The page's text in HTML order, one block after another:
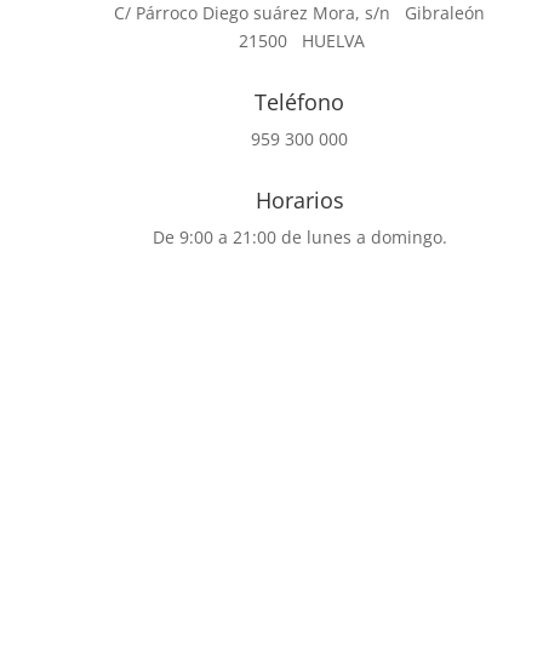
C/ Párroco Diego suárez Mora, s/n Gibraleón
21500 HUELVA
Teléfono
959 300 000
Horarios
De 9:00 a 21:00 de lunes a domingo.